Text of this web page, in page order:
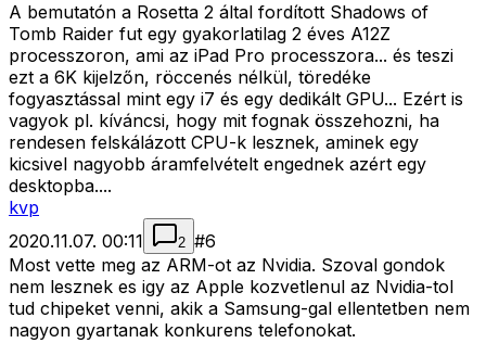
A bemutatón a Rosetta 2 által fordított Shadows of
Tomb Raider fut egy gyakorlatilag 2 éves A12Z
processzoron, ami az iPad Pro processzora... és teszi
ezt a 6K kijelzőn, röccenés nélkül, töredéke
fogyasztással mint egy i7 és egy dedikált GPU... Ezért is
vagyok pl. kíváncsi, hogy mit fognak összehozni, ha
rendesen felskálázott CPU-k lesznek, aminek egy
kicsivel nagyobb áramfelvételt engednek azért egy
desktopba....
kvp
2020.11.07. 00:11
2 #6
Most vette meg az ARM-ot az Nvidia. Szoval gondok
nem lesznek es igy az Apple kozvetlenul az Nvidia-tol
tud chipeket venni, akik a Samsung-gal ellentetben nem
nagyon gyartanak konkurens telefonokat.